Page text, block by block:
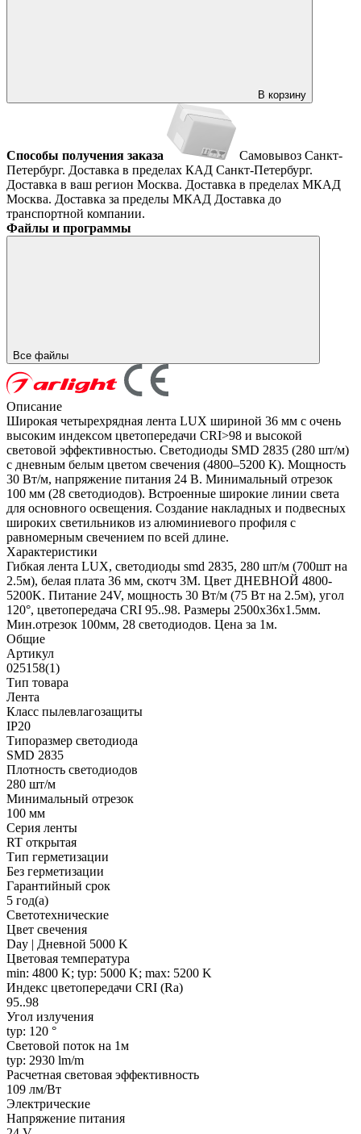
В корзину
Способы получения заказа Самовывоз Санкт-
Петербург. Доставка в пределах КАД Санкт-Петербург.
Доставка в ваш регион Москва. Доставка в пределах МКАД
Москва. Доставка за пределы МКАД Доставка до
транспортной компании.
Файлы и программы
Все файлы
Описание
Широкая четырехрядная лента LUX шириной 36 мм с очень
высоким индексом цветопередачи CRI>98 и высокой
световой эффективностью. Светодиоды SMD 2835 (280 шт/м)
с дневным белым цветом свечения (4800–5200 К). Мощность
30 Вт/м, напряжение питания 24 В. Минимальный отрезок
100 мм (28 светодиодов). Встроенные широкие линии света
для основного освещения. Создание накладных и подвесных
широких светильников из алюминиевого профиля с
равномерным свечением по всей длине.
Характеристики
Гибкая лента LUX, светодиоды smd 2835, 280 шт/м (700шт на
2.5м), белая плата 36 мм, скотч 3М. Цвет ДНЕВНОЙ 4800-
5200K. Питание 24V, мощность 30 Вт/м (75 Вт на 2.5м), угол
120°, цветопередача CRI 95..98. Размеры 2500х36x1.5мм.
Мин.отрезок 100мм, 28 светодиодов. Цена за 1м.
Общие
Артикул
025158(1)
Тип товара
Лента
Класс пылевлагозащиты
IP20
Типоразмер светодиода
SMD 2835
Плотность светодиодов
280 шт/м
Минимальный отрезок
100 мм
Серия ленты
RT открытая
Тип герметизации
Без герметизации
Гарантийный срок
5 год(а)
Светотехнические
Цвет свечения
Day | Дневной 5000 K
Цветовая температура
min: 4800 K; typ: 5000 K; max: 5200 K
Индекс цветопередачи CRI (Ra)
95..98
Угол излучения
typ: 120 °
Световой поток на 1м
typ: 2930 lm/m
Расчетная световая эффективность
109 лм/Вт
Электрические
Напряжение питания